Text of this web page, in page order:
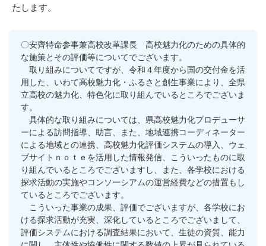
たします。
〇安齊特命参事兼高校改革課長 高校魅力化のための具体的
な施策とその評価等についてでございます。
取り組みについてですが、令和４年度から国の交付金を活
用した、いわて高校魅力化・ふるさと創生事業により、全県
立高校の魅力化、特色化に取り組んでいるところでございま
す。
具体的な取り組みについては、県高校魅力化プロデューサ
ーによる訪問指導、助言、また、地域連携コーディネーター
による地域との連携、高校魅力化評価システムの導入、ウェ
ブサイトｎｏｔｅを活用した情報発信、こういったものに取
り組んでいるところでございますし、また、各学校における
探求活動の実施やコンソーシアムの運営経費などの措置もし
ているところでございます。
こういった事業の成果、評価でございますが、各学校にお
ける探求活動が充実、深化しているところでございまして、
評価システムにおける調査結果において、生徒の資質、能力